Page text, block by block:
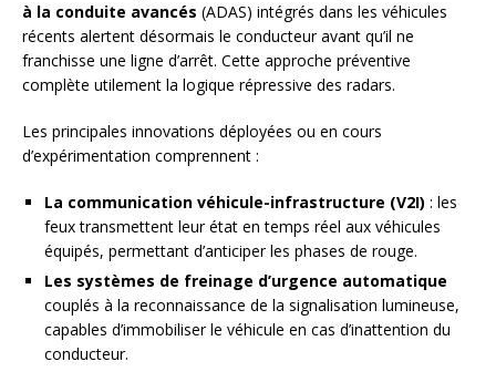
à la conduite avancés (ADAS) intégrés dans les véhicules
récents alertent désormais le conducteur avant qu’il ne
franchisse une ligne d’arrêt. Cette approche préventive
complète utilement la logique répressive des radars.
Les principales innovations déployées ou en cours
d’expérimentation comprennent :
La communication véhicule-infrastructure (V2I) : les
feux transmettent leur état en temps réel aux véhicules
équipés, permettant d’anticiper les phases de rouge.
Les systèmes de freinage d’urgence automatique
couplés à la reconnaissance de la signalisation lumineuse,
capables d’immobiliser le véhicule en cas d’inattention du
conducteur.